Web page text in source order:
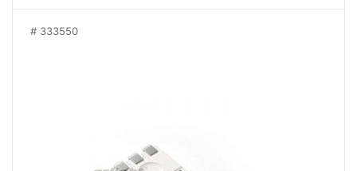
333550